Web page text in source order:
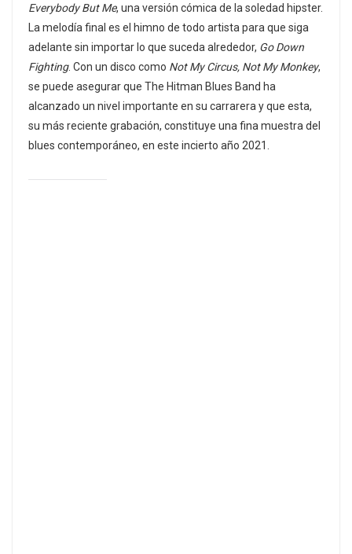
Everybody But Me, una versión cómica de la soledad hipster.
La melodía final es el himno de todo artista para que siga
adelante sin importar lo que suceda alrededor, Go Down
Fighting. Con un disco como Not My Circus, Not My Monkey,
se puede asegurar que The Hitman Blues Band ha
alcanzado un nivel importante en su carrarera y que esta,
su más reciente grabación, constituye una fina muestra del
blues contemporáneo, en este incierto año 2021.